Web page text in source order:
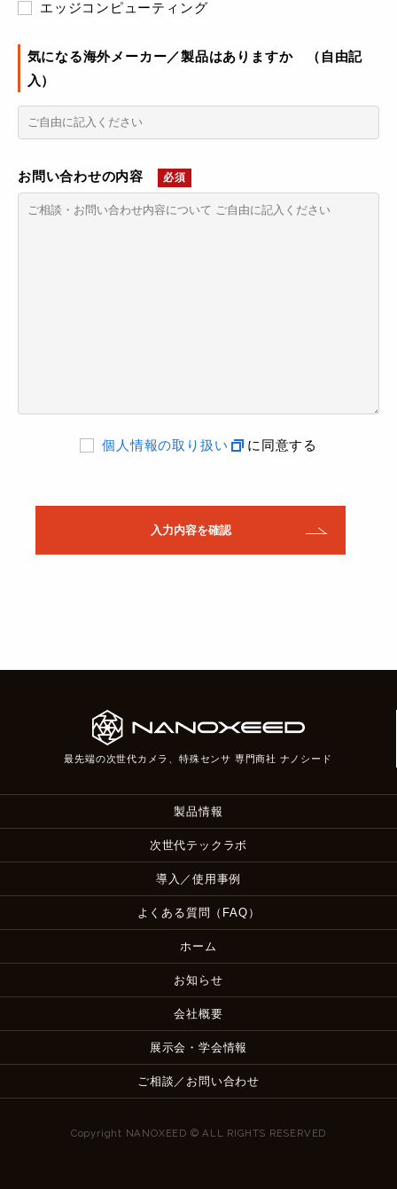
エッジコンピューティング
気になる海外メーカー／製品はありますか （自由記
入）
お問い合わせの内容 必須
個人情報の取り扱い に同意する
最先端の次世代カメラ、特殊センサ 専門商社 ナノシード
製品情報
次世代テックラボ
導入／使用事例
よくある質問（FAQ）
ホーム
お知らせ
会社概要
展示会・学会情報
ご相談／お問い合わせ
Copyright NANOXEED © ALL RIGHTS RESERVED